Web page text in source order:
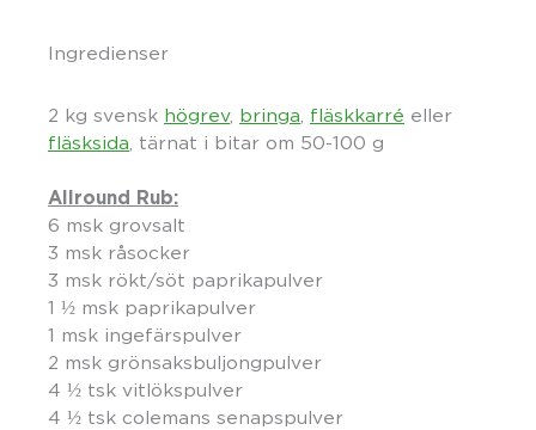
Ingredienser
2 kg svensk högrev, bringa fläskkarré eller
fläsksida , tärnat i bitar om 50-100 g
Allround Rub:
6 msk grovsalt
3 msk råsocker
3 msk rökt/söt paprikapulver
1 ½ msk paprikapulver
1 msk ingefärspulver
2 msk grönsaksbuljongpulver
4 ½ tsk vitlökspulver
4 ½ tsk colemans senapspulver